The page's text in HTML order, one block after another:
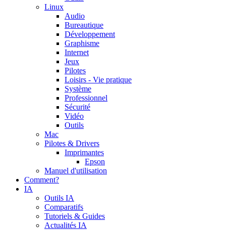
Linux
Audio
Bureautique
Développement
Graphisme
Internet
Jeux
Pilotes
Loisirs - Vie pratique
Système
Professionnel
Sécurité
Vidéo
Outils
Mac
Pilotes & Drivers
Imprimantes
Epson
Manuel d'utilisation
Comment?
IA
Outils IA
Comparatifs
Tutoriels & Guides
Actualités IA